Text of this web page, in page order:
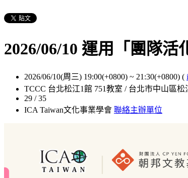
2026/06/10 運用「團隊活
2026/06/10(周三) 19:00(+0800) ~ 21:30(+0800) (
TCCC 台北松江1館 751教室 / 台北市中山區松
29 / 35
ICA Taiwan文化事業學會 聯絡主辦單位